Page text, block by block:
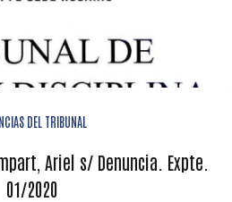
DEL TRIBUNAL
Ariel s/ Denuncia. Expte.
01/2020